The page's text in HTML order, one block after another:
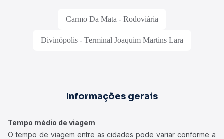
Carmo Da Mata - Rodoviária
Divinópolis - Terminal Joaquim Martins Lara
Informações gerais
Tempo médio de viagem
O tempo de viagem entre as cidades pode variar conforme a